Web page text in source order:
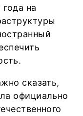
года на
сказать,
официально